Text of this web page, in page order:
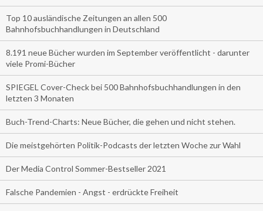
Top 10 ausländische Zeitungen an allen 500
Bahnhofsbuchhandlungen in Deutschland
8.191 neue Bücher wurden im September veröffentlicht - darunter
viele Promi-Bücher
SPIEGEL Cover-Check bei 500 Bahnhofsbuchhandlungen in den
letzten 3 Monaten
Buch-Trend-Charts: Neue Bücher, die gehen und nicht stehen.
Die meistgehörten Politik-Podcasts der letzten Woche zur Wahl
Der Media Control Sommer-Bestseller 2021
Falsche Pandemien - Angst - erdrückte Freiheit